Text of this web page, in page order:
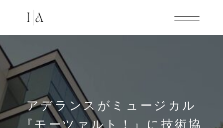
アデランスがミュージカル
『モーツァルト！』に技術協